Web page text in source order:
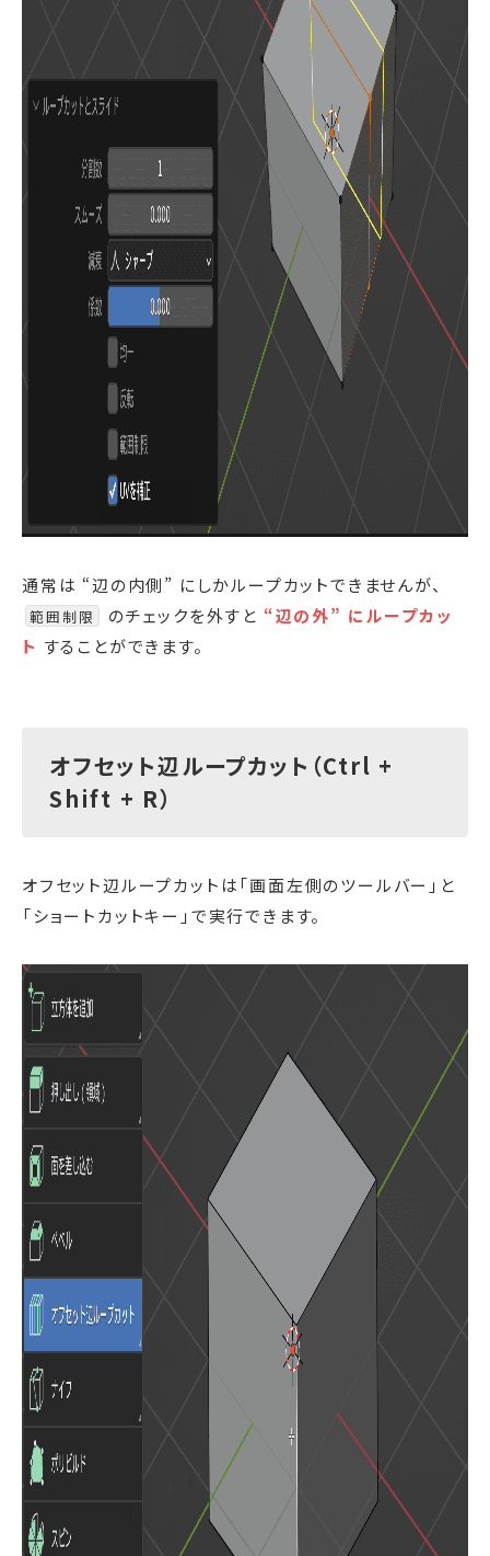
通常は “辺の内側” にしかループカットできませんが、
範囲制限 のチェックを外すと “辺の外” にループカッ
ト することができます。
オフセット辺ループカット（Ctrl +
Shift + R）
オフセット辺ループカットは「画面左側のツールバー」と
「ショートカットキー」で実行できます。